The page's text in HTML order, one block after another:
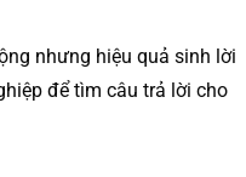
nhưng hiệu quả sinh lời
để tìm câu trả lời cho